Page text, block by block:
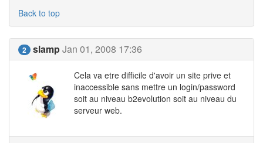
Back to top
2 slampJan 01, 2008 17:36
Cela va etre difficile d'avoir un site prive et
inaccessible sans mettre un login/password
soit au niveau b2evolution soit au niveau du
serveur web.